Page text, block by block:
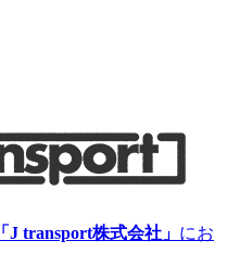
「J transport株式会社」 にお